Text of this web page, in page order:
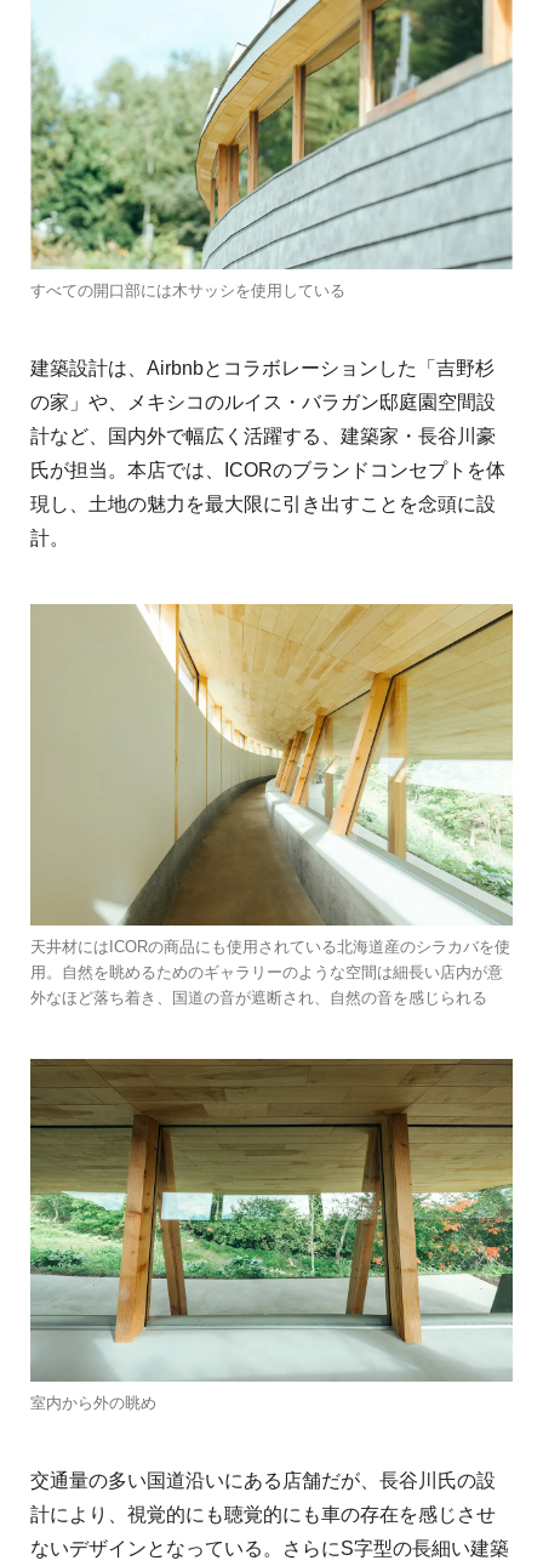
すべての開口部には木サッシを使用している
建築設計は、Airbnbとコラボレーションした「吉野杉
の家」や、メキシコのルイス・バラガン邸庭園空間設
計など、国内外で幅広く活躍する、建築家・⻑⾕川豪
⽒が担当。本店では、ICORのブランドコンセプトを体
現し、⼟地の魅⼒を最⼤限に引き出すことを念頭に設
計。
天井材にはICORの商品にも使用されている北海道産のシラカバを使
用。自然を眺めるためのギャラリーのような空間は細長い店内が意
外なほど落ち着き、国道の音が遮断され、自然の音を感じられる
室内から外の眺め
交通量の多い国道沿いにある店舗だが、⻑⾕川⽒の設
計により、視覚的にも聴覚的にも⾞の存在を感じさせ
ないデザインとなっている。さらにS字型の⻑細い建築